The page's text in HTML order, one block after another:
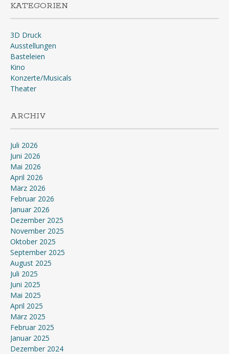
KATEGORIEN
3D Druck
Ausstellungen
Basteleien
Kino
Konzerte/Musicals
Theater
ARCHIV
Juli 2026
Juni 2026
Mai 2026
April 2026
März 2026
Februar 2026
Januar 2026
Dezember 2025
November 2025
Oktober 2025
September 2025
August 2025
Juli 2025
Juni 2025
Mai 2025
April 2025
März 2025
Februar 2025
Januar 2025
Dezember 2024